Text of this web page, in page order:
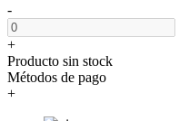
-
+
Producto sin stock
Métodos de pago
+